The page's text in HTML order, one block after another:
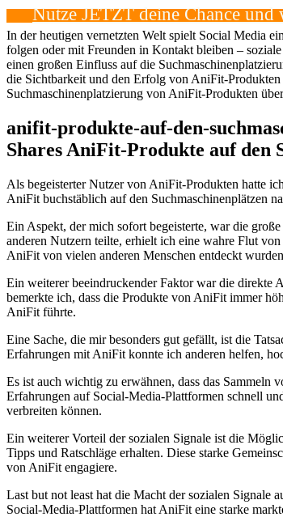
Nutze JETZT deine Chance und
In der heutigen vernetzten Welt spielt Social Media
folgen oder mit Freunden in Kontakt bleiben –
einen großen Einfluss auf die
die Sichtbarkeit und den Erfolg von AniFit-
Suchmaschinenplatzierung von AniFit-Produkten
anifit-produkte-auf-den-
Shares AniFit-Produkte auf den
Als begeisterter Nutzer von AniFit-Produkten hatte
AniFit buchstäblich auf den Suchmaschinenplätzen
Ein Aspekt, der mich sofort begeisterte, war die
anderen Nutzern teilte, erhielt ich eine wahre Flut
AniFit von vielen anderen Menschen entdeckt
Ein weiterer beeindruckender Faktor war die direkte
bemerkte ich, dass die Produkte von AniFit immer
AniFit führte.
Eine Sache, die mir besonders gut gefällt, ist die
Erfahrungen mit AniFit konnte ich anderen helfen,
Es ist auch wichtig zu erwähnen, dass das Sammeln
Erfahrungen auf Social-Media-Plattformen schnell
verbreiten können.
Ein weiterer Vorteil der sozialen Signale ist die
Tipps und Ratschläge erhalten. Diese starke
von AniFit engagiere.
Last but not least hat die Macht der sozialen Signale
Social-Media-Plattformen hat AniFit eine starke